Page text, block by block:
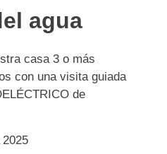
agua
casa 3 o más
con una visita guiada
de